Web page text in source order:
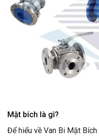
Mặt bích là gì?
Để hiểu về Van Bi Mặt